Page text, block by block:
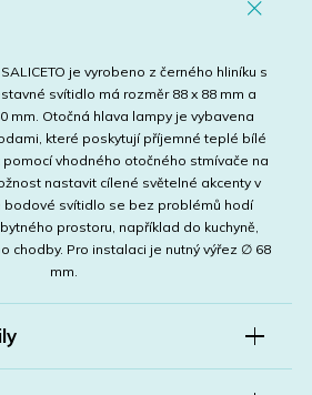
je vyrobeno z černého hliníku s
svítidlo má rozměr 88 x 88 mm a
mm. Otočná hlava lampy je vybavena
které poskytují příjemné teplé bílé
vhodného otočného stmívače na
nastavit cílené světelné akcenty v
bodové svítidlo se bez problémů hodí
prostoru, například do kuchyně,
chodby. Pro instalaci je nutný výřez ∅ 68
mm.